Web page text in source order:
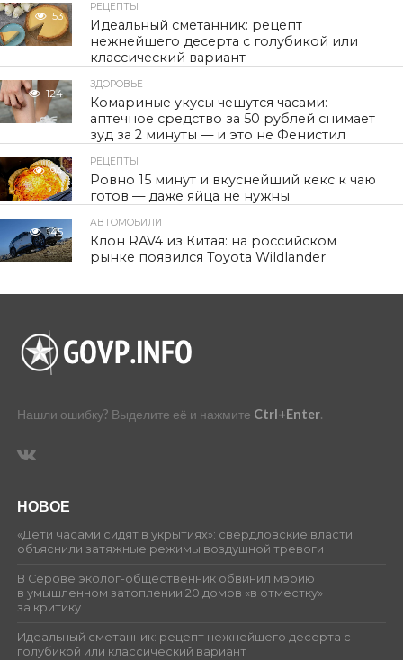
53
РЕЦЕПТЫ
Идеальный сметанник: рецепт
нежнейшего десерта с голубикой или
классический вариант
124
ЗДОРОВЬЕ
Комариные укусы чешутся часами:
аптечное средство за 50 рублей снимает
зуд за 2 минуты — и это не Фенистил
94
РЕЦЕПТЫ
Ровно 15 минут и вкуснейший кекс к чаю
готов — даже яйца не нужны
145
АВТОМОБИЛИ
Клон RAV4 из Китая: на российском
рынке появился Toyota Wildlander
Нашли ошибку? Выделите её и нажмите Ctrl+Enter.
НОВОЕ
«Дети часами сидят в укрытиях»: свердловские власти
объяснили затяжные режимы воздушной тревоги
В Серове эколог-общественник обвинил мэрию
в умышленном затоплении 20 домов «в отместку»
за критику
Идеальный сметанник: рецепт нежнейшего десерта с
голубикой или классический вариант